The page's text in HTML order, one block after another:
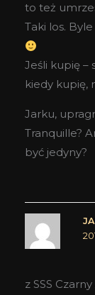
to też
Taki los.
Jeśli kupię –
kiedy kupię,
Jarku,
Tranquille?
być jedyny?
z SSS